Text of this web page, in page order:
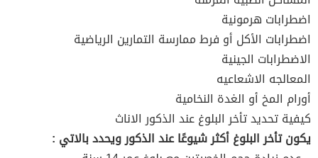
اضطرابات هرمونية
اضطرابات الأكل أو فرط ممارسة التمارين الرياضية
الاضطرابات الجينية
المعالجه الاشعاعيه
أورام المخ أو الغدة النخامية
كيفية تحديد تأخر البلوغ عند الذكور الاناث
يكون تأخر البلوغ أكثر شيوعًا عند الذكور ويحدد بالاتي :